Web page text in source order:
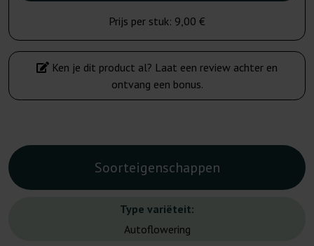
Prijs per stuk: 9,00 €
Ken je dit product al? Laat een review achter en
ontvang een bonus.
Soorteigenschappen
Type variëteit:
Autoflowering